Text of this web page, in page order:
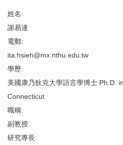
姓名:
謝易達
電郵:
ita.hsieh@mx.nthu.edu.tw
學歷:
美國康乃狄克大學語言學博士 Ph.D.
Connecticut
職稱:
副教授
研究專長: